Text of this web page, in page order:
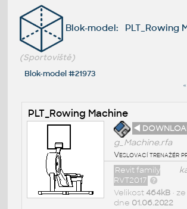
Blok-model: PLT_Rowing
(Sportoviště)
Blok-model #21973
PLT_Rowing Machine
◄
g_Machine.rfa
Veslovací trenažér
Revit family
RVT2017
Velikost 464kB• ze
dne 01.06.2022